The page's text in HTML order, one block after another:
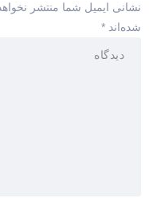
نشانی ایمیل شما منتشر
شده‌اند *